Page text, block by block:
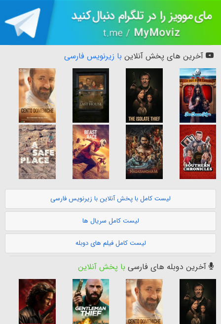
آخرین های پخش آنلاین با زیرنویس فارسی
لیست کامل با پخش آنلاین با زیرنویس فارسی
لیست کامل سریال ها
لیست کامل فیلم های دوبله
آخرین دوبله های فارسی با پخش آنلاین